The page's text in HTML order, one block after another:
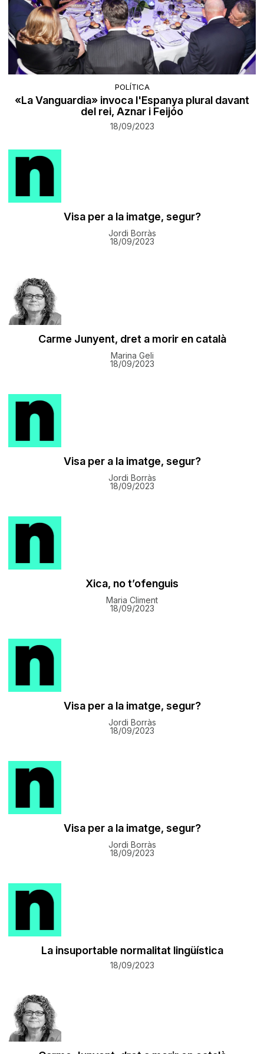
POLÍTICA
«La Vanguardia» invoca l'Espanya plural davant
del rei, Aznar i Feijóo
18/09/2023
Visa per a la imatge, segur?
Jordi Borràs
18/09/2023
Carme Junyent, dret a morir en català
Marina Geli
18/09/2023
Visa per a la imatge, segur?
Jordi Borràs
18/09/2023
Xica, no t’ofenguis
Maria Climent
18/09/2023
Visa per a la imatge, segur?
Jordi Borràs
18/09/2023
Visa per a la imatge, segur?
Jordi Borràs
18/09/2023
La insuportable normalitat lingüística
18/09/2023